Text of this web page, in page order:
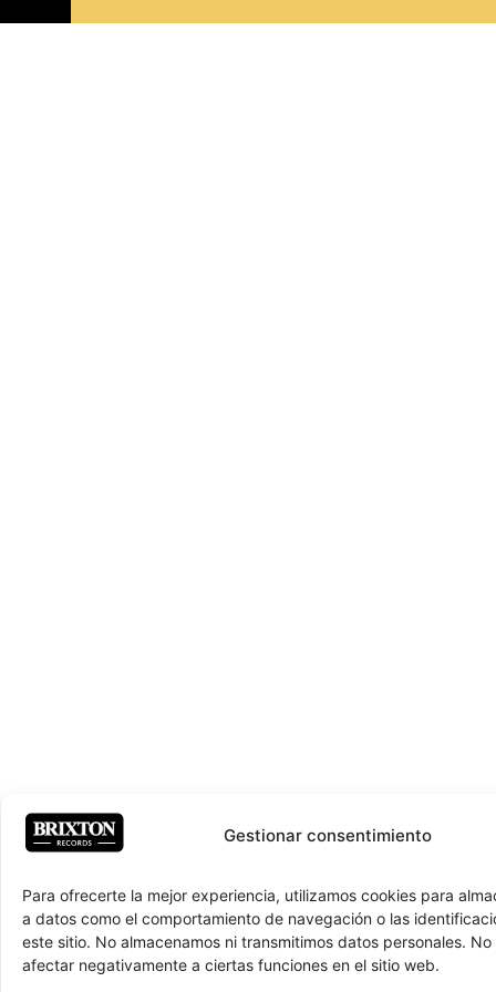
Gestionar consentimiento
Para ofrecerte la mejor experiencia, utilizamos cookies para
a datos como el comportamiento de navegación o las
este sitio. No almacenamos ni transmitimos datos personales.
afectar negativamente a ciertas funciones en el sitio web.